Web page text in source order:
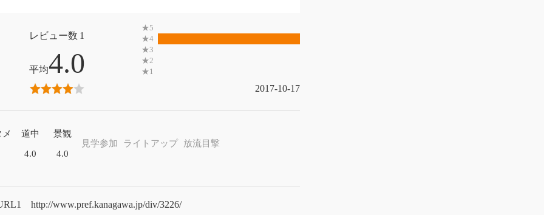
1
4.0
2017-10-17
道中
4.0
景観
4.0
見学参加 ライトアップ 放流目撃
http://www.pref.kanagawa.jp/div/3226/